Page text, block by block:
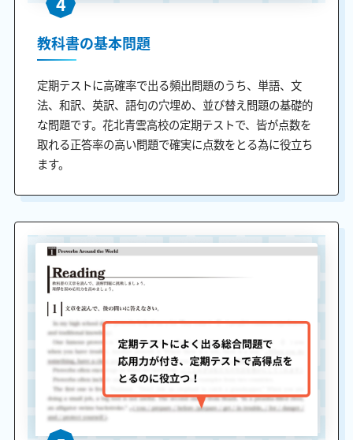
教科書の基本問題
定期テストに高確率で出る頻出問題のうち、単語、文
法、和訳、英訳、語句の穴埋め、並び替え問題の基礎的
な問題です。花北青雲高校の定期テストで、皆が点数を
取れる正答率の高い問題で確実に点数をとる為に役立ち
ます。